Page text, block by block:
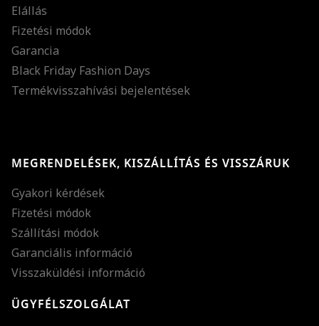
Elállás
Fizetési módok
Garancia
Black Friday Fashion Days
Termékvisszahívási bejelentések
MEGRENDELÉSEK, KISZÁLLÍTÁS ÉS VISSZÁRUK
Gyakori kérdések
Fizetési módok
Szállítási módok
Garanciális információ
Visszaküldési információ
ÜGYFÉLSZOLGÁLAT